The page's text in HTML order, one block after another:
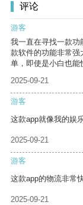
评论
游客
我一直在寻找一款功
款软件的功能非常强
单，即使是小白也能
2025-09-21
游客
这款app就像我的娱
2025-09-21
游客
这款app的物流非常
2025-09-21